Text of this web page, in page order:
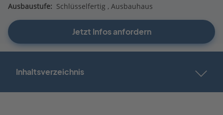
Ausbaustufe: Schlüsselfertig Ausbauhaus
Jetzt Infos anfordern
Inhaltsverzeichnis